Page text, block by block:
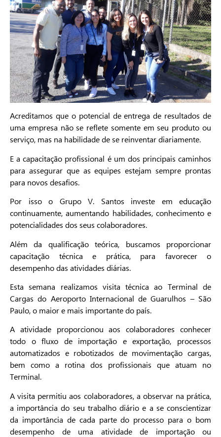
Acreditamos que o potencial de entrega de resultados de
uma empresa não se reflete somente em seu produto ou
serviço, mas na habilidade de se reinventar diariamente.
E a capacitação profissional é um dos principais caminhos
para assegurar que as equipes estejam sempre prontas
para novos desafios.
Por isso o Grupo V. Santos investe em educação
continuamente, aumentando habilidades, conhecimento e
potencialidades dos seus colaboradores.
Além da qualificação teórica, buscamos proporcionar
capacitação técnica e prática, para favorecer o
desempenho das atividades diárias.
Esta semana realizamos visita técnica ao Terminal de
Cargas do Aeroporto Internacional de Guarulhos – São
Paulo, o maior e mais importante do país.
A atividade proporcionou aos colaboradores conhecer
todo o fluxo de importação e exportação, processos
automatizados e robotizados de movimentação cargas,
bem como a rotina dos profissionais que atuam no
Terminal.
A visita permitiu aos colaboradores, a observar na prática,
a importância do seu trabalho diário e a se conscientizar
da importância de cada parte do processo para o bom
desempenho de uma atividade de importação ou